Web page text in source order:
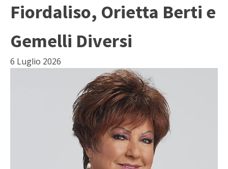
Fiordaliso, Orietta Berti e
Gemelli Diversi
6 Luglio 2026